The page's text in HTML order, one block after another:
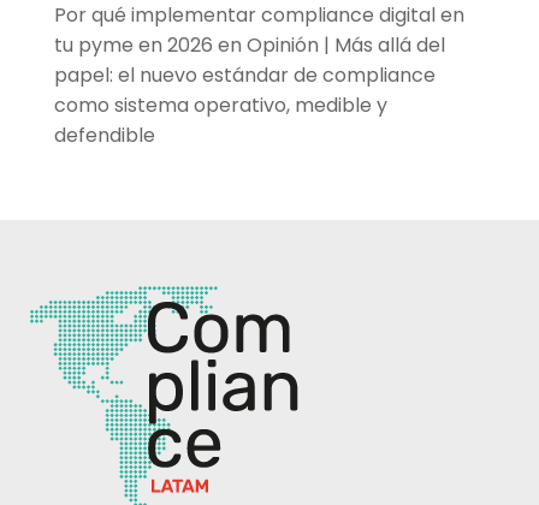
Por qué implementar compliance digital en
tu pyme en 2026 en Opinión | Más allá del
papel: el nuevo estándar de compliance
como sistema operativo, medible y
defendible